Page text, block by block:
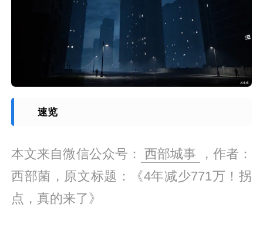
速览
本文来自微信公众号： 西部城事
，作者：
西部菌，原文标题：《4年减少771万！拐
点，真的来了》